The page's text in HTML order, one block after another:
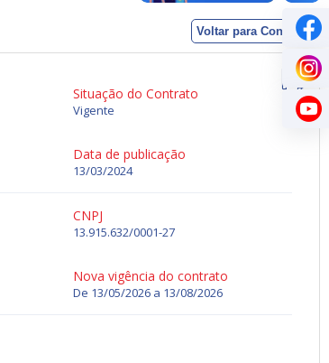
Voltar para Contratos
Situação do Contrato
Vigente
Data de publicação
13/03/2024
CNPJ
13.915.632/0001-27
Nova vigência do contrato
De 13/05/2026 a 13/08/2026